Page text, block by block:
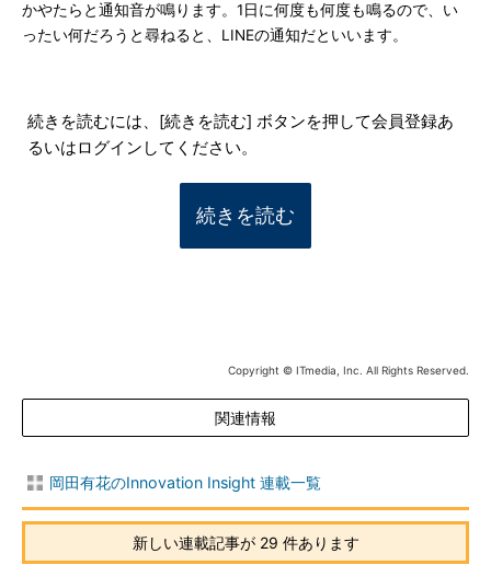
かやたらと通知音が鳴ります。1日に何度も何度も鳴るので、い
ったい何だろうと尋ねると、LINEの通知だといいます。
続きを読むには、[続きを読む] ボタンを押して会員登録あ
るいはログインしてください。
続きを読む
Copyright © ITmedia, Inc. All Rights Reserved.
関連情報
岡田有花のInnovation Insight 連載一覧
新しい連載記事が 29 件あります